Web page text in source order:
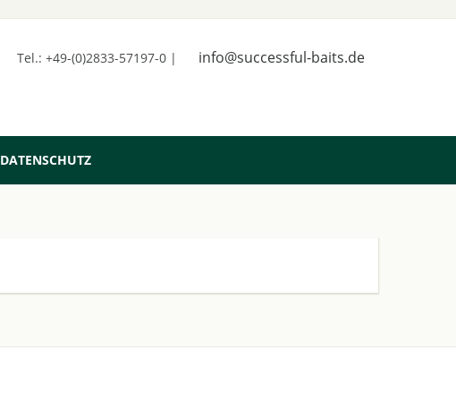
Tel.: +49-(0)2833-57197-0 | info@successful-baits.de
DATENSCHUTZ